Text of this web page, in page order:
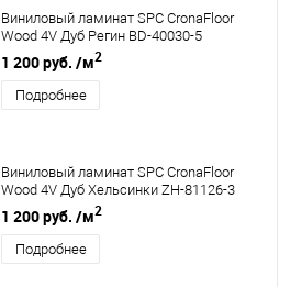
Виниловый ламинат SPC CronaFloor
Wood 4V Дуб Регин BD-40030-5
1 200 руб. /м2
Подробнее
Виниловый ламинат SPC CronaFloor
Wood 4V Дуб Хельсинки ZH-81126-3
1 200 руб. /м2
Подробнее